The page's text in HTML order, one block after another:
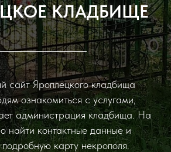
КЛАДБИЩЕ
сайт Яроплецкого кладбища
ознакомиться с услугами,
администрация кладбища. На
найти контактные данные и
подробную карту некрополя.